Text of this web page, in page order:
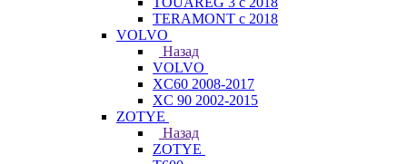
TERAMONT с 2018
VOLVO
Назад
VOLVO
XC60 2008-2017
XC 90 2002-2015
ZOTYE
Назад
ZOTYE